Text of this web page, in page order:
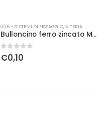
006 - SISTEMI DI FISSAGGIO,VITERIA
Bulloncino ferro zincato M5 x 50
0Su 5
€0,10